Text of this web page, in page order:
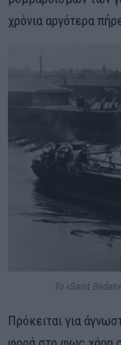
χρόνια αργότερα
Το «Saint
Πρόκειται για